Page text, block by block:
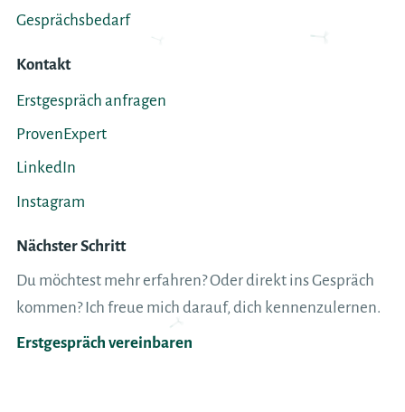
Gesprächsbedarf
Kontakt
Erstgespräch anfragen
ProvenExpert
LinkedIn
Instagram
Nächster Schritt
Du möchtest mehr erfahren? Oder direkt ins Gespräch
kommen? Ich freue mich darauf, dich kennenzulernen.
Erstgespräch vereinbaren